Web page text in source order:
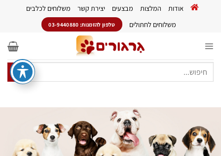
אודות המלצות מבצעים יצירת קשר
משלוחים לכלבים
משלוחים לחתולים
טלפון להזמנות: 03-9440880